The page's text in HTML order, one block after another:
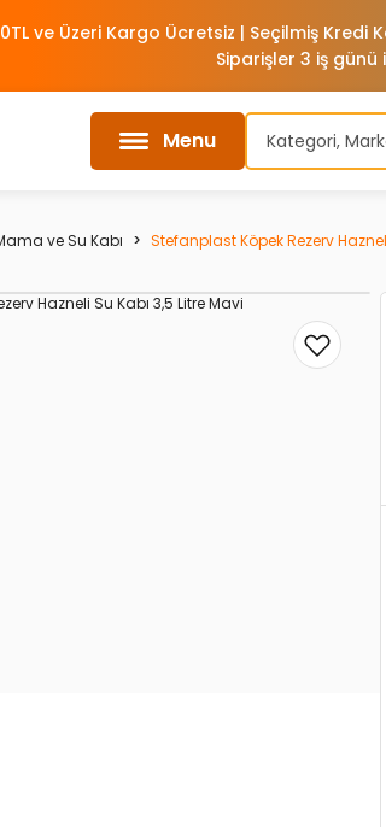
ve Üzeri Kargo Ücretsiz | Seçilmiş
Siparişler 3 iş
Menu
ve Su Kabı Stefanplast Köpek Rezerv